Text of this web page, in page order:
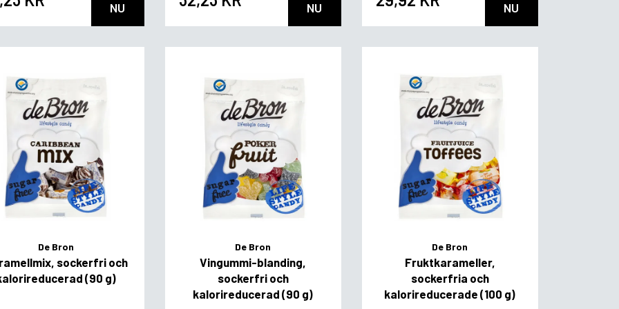
NU
NU
NU
De Bron
sockerfri och
(90 g)
De Bron
Vingummi-blanding,
sockerfri och
kalorireducerad (90 g)
De Bron
Fruktkarameller,
sockerfria och
kalorireducerade (100 g)